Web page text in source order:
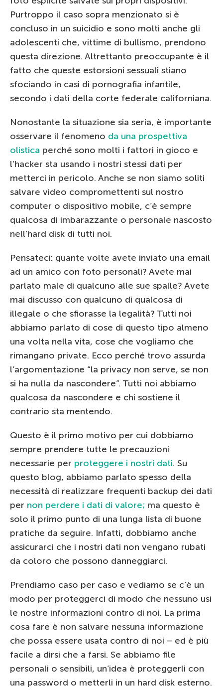
Purtroppo il caso sopra menzionato si è
concluso in un suicidio e sono molti anche gli
adolescenti che, vittime di bullismo, prendono
questa direzione. Altrettanto preoccupante è il
fatto che queste estorsioni sessuali stiano
sfociando in casi di pornografia infantile,
secondo i dati della corte federale californiana.
Nonostante la situazione sia seria, è importante
osservare il fenomeno da una prospettiva
olistica perché sono molti i fattori in gioco e
l’hacker sta usando i nostri stessi dati per
metterci in pericolo. Anche se non siamo soliti
salvare video compromettenti sul nostro
computer o dispositivo mobile, c’è sempre
qualcosa di imbarazzante o personale nascosto
nell’hard disk di tutti noi.
Pensateci: quante volte avete inviato una email
ad un amico con foto personali? Avete mai
parlato male di qualcuno alle sue spalle? Avete
mai discusso con qualcuno di qualcosa di
illegale o che sfiorasse la legalità? Tutti noi
abbiamo parlato di cose di questo tipo almeno
una volta nella vita, cose che vogliamo che
rimangano private. Ecco perché trovo assurda
l’argomentazione “la privacy non serve, se non
si ha nulla da nascondere”. Tutti noi abbiamo
qualcosa da nascondere e chi sostiene il
contrario sta mentendo.
Questo è il primo motivo per cui dobbiamo
sempre prendere tutte le precauzioni
necessarie per proteggere i nostri dati. Su
questo blog, abbiamo parlato spesso della
necessità di realizzare frequenti backup dei dati
per non perdere i dati di valore; ma questo è
solo il primo punto di una lunga lista di buone
pratiche da seguire. Infatti, dobbiamo anche
assicurarci che i nostri dati non vengano rubati
da coloro che possono danneggiarci.
Prendiamo caso per caso e vediamo se c’è un
modo per proteggerci di modo che nessuno usi
le nostre informazioni contro di noi. La prima
cosa fare è non salvare nessuna informazione
che possa essere usata contro di noi – ed è più
facile a dirsi che a farsi. Se abbiamo file
personali o sensibili, un’idea è proteggerli con
una password o metterli in un hard disk esterno.